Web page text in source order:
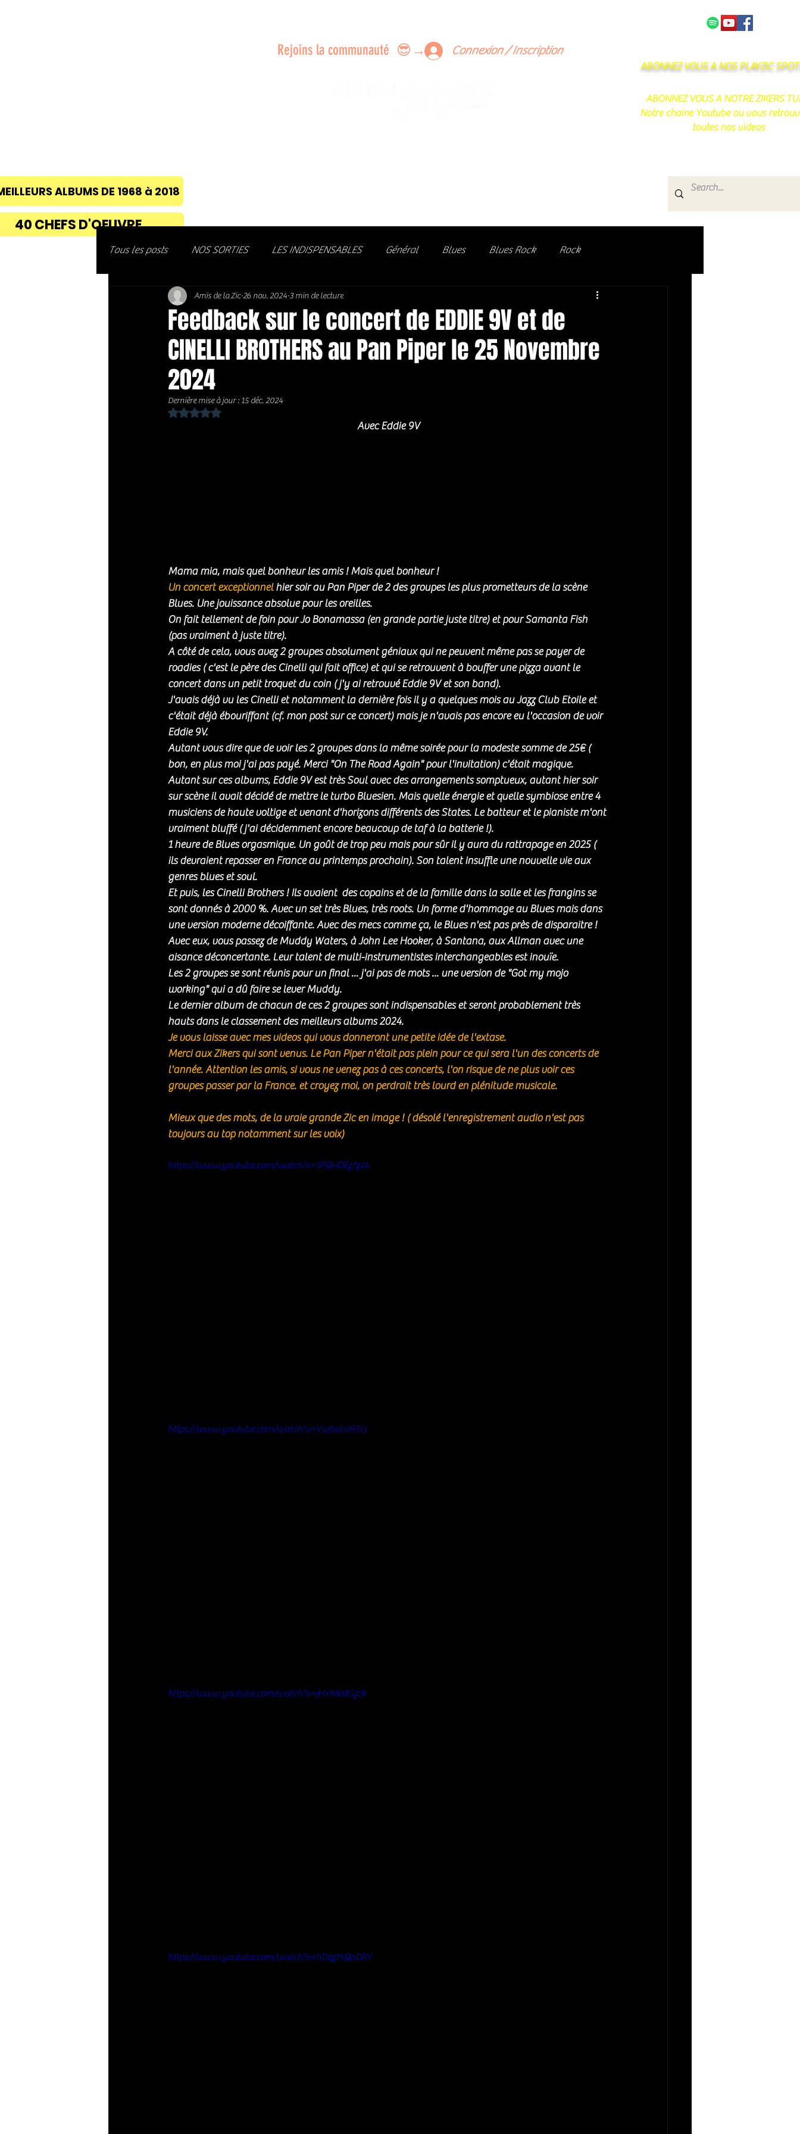
Connexion / Inscription
ABONNEZ VOUS A NOS PLAYZIC
ABONNEZ VOUS A NOTRE ZIKERS
Notre chaine Youtube ou vous
toutes nos videos
ALBUMS DE 1968 à 2018
Découvrez des artistes, vibrez aux concerts et rejoignez une communauté de passionnés !
Rejoins la communauté 😎→
40 CHEFS D'OEUVRE
Tous les posts NOS SORTIES LES INDISPENSABLES Général Blues Blues Rock Rock
Soft Rock / Folk Jazz Soul / Funk / Rhythm Blues
Country / Americana
Feedback sur le concert de EDDIE 9V et de
CINELLI BROTHERS au Pan Piper le 25 Novembre
2024
Amis de la Zic 26 nov. 2024 3 min de lecture
Dernière mise à jour :15 déc. 2024
Noté NaN étoiles sur 5.
Avec Eddie 9V
Mama mia, mais quel bonheur les amis ! Mais quel bonheur !
Un concert exceptionnel hier soir au Pan Piper de 2 des groupes les plus prometteurs de la scène
Blues. Une jouissance absolue pour les oreilles.
On fait tellement de foin pour Jo Bonamassa (en grande partie juste titre) et pour Samanta Fish
(pas vraiment à juste titre).
A côté de cela, vous avez 2 groupes absolument géniaux qui ne peuvent même pas se payer de
roadies ( c'est le père des Cinelli qui fait office) et qui se retrouvent à bouffer une pizza avant le
concert dans un petit troquet du coin ( j'y ai retrouvé Eddie 9V et son band).
J'avais déjà vu les Cinelli et notamment la dernière fois il y a quelques mois au Jazz Club Etoile et
c'était déjà ébouriffant (cf. mon post sur ce concert) mais je n'avais pas encore eu l'occasion de voir
Eddie 9V.
Autant vous dire que de voir les 2 groupes dans la même soirée pour la modeste somme de 25€ (
bon, en plus moi j'ai pas payé. Merci "On The Road Again" pour l'invitation) c'était magique.
Autant sur ces albums, Eddie 9V est très Soul avec des arrangements somptueux, autant hier soir
sur scène il avait décidé de mettre le turbo Bluesien. Mais quelle énergie et quelle symbiose entre 4
musiciens de haute voltige et venant d'horizons différents des States. Le batteur et le pianiste m'ont
vraiment bluffé ( j'ai décidemment encore beaucoup de taf à la batterie !).
1 heure de Blues orgasmique. Un goût de trop peu mais pour sûr il y aura du rattrapage en 2025 (
ils devraient repasser en France au printemps prochain). Son talent insuffle une nouvelle vie aux
genres blues et soul.
Et puis, les Cinelli Brothers ! Ils avaient  des copains et de la famille dans la salle et les frangins se
sont donnés à 2000 %. Avec un set très Blues, très roots. Un forme d'hommage au Blues mais dans
une version moderne décoiffante. Avec des mecs comme ça, le Blues n'est pas près de disparaitre !
Avec eux, vous passez de Muddy Waters, à John Lee Hooker, à Santana, aux Allman avec une
aisance déconcertante. Leur talent de multi-instrumentistes interchangeables est inouïe.
Les 2 groupes se sont réunis pour un final ... j'ai pas de mots ... une version de "Got my mojo
working" qui a dû faire se lever Muddy.
Le dernier album de chacun de ces 2 groupes sont indispensables et seront probablement très
hauts dans le classement des meilleurs albums 2024.
Je vous laisse avec mes videos qui vous donneront une petite idée de l'extase.
Merci aux Zikers qui sont venus. Le Pan Piper n'était pas plein pour ce qui sera l'un des concerts de
l'année. Attention les amis, si vous ne venez pas à ces concerts, l'on risque de ne plus voir ces
groupes passer par la France. et croyez moi, on perdrait très lourd en plénitude musicale.
Mieux que des mots, de la vraie grande Zic en image ! ( désolé l'enregistrement audio n'est pas
toujours au top notamment sur les voix)
https://www.youtube.com/watch?v=1PQHDEz7z24
https://www.youtube.com/watch?v=Vwbutui95ls
https://www.youtube.com/watch?v=jHx98o8Szck
https://www.youtube.com/watch?v=hDqz7xQaDRY